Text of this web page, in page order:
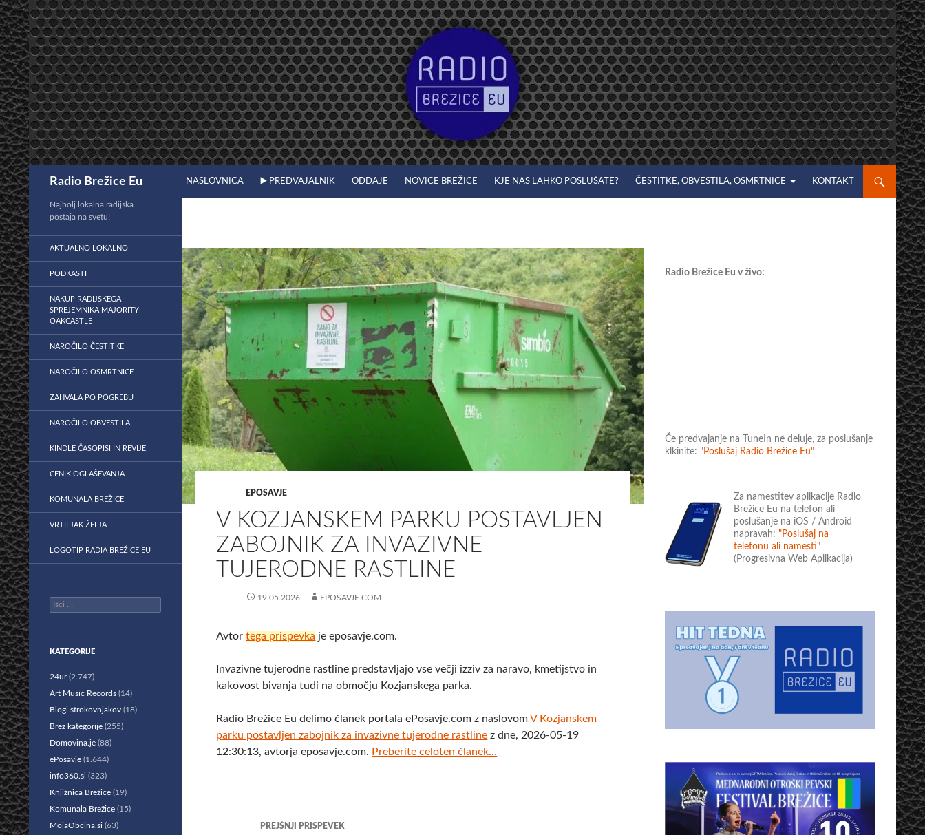
Preskoči
na
vsebino
Radio Brežice Eu NASLOVNICA ▶️ PREDVAJALNIK ODDAJE NOVICE BREŽICE KJE NAS LAHKO POSLUŠATE? ČESTITKE, OBVESTILA, OSMRTNICE KONTAKT
EPOSAVJE
V KOZJANSKEM PARKU POSTAVLJEN
ZABOJNIK ZA INVAZIVNE
TUJERODNE RASTLINE
19.05.2026 EPOSAVJE.COM
Avtortega prispevka je eposavje.com.
Invazivne tujerodne rastline predstavljajo vse večji izziv za naravo, kmetijstvo in
kakovost bivanja tudi na območju Kozjanskega parka.
Radio Brežice Eu delimo članek portala ePosavje.com z naslovomV Kozjanskem
parku postavljen zabojnik za invazivne tujerodne rastline z dne, 2026-05-19
12:30:13, avtorja eposavje.com. Preberite celoten članek...
Krmarjenje
PREJŠNJI PRISPEVEK
Radio Brežice Eu v živo:
Če predvajanje na TuneIn ne deluje, za poslušanje
klkinite: "Poslušaj Radio Brežice Eu"
Za namestitev aplikacije Radio
Brežice Eu na telefon ali
poslušanje na iOS / Android
napravah: "Poslušaj na
telefonu ali namesti"
(Progresivna Web Aplikacija)
Najbolj lokalna radijska
postaja na svetu!
AKTUALNO LOKALNO
PODKASTI
NAKUP RADIJSKEGA
SPREJEMNIKA MAJORITY
OAKCASTLE
NAROČILO ČESTITKE
NAROČILO OSMRTNICE
ZAHVALA PO POGREBU
NAROČILO OBVESTILA
KINDLE ČASOPISI IN REVIJE
CENIK OGLAŠEVANJA
KOMUNALA BREŽICE
VRTILJAK ŽELJA
LOGOTIP RADIA BREŽICE EU
Išči:
KATEGORIJE
24ur(2.747)
Art Music Records (14)
Blogi strokovnjakov (18)
Brez kategorije (255)
Domovina.je (88)
ePosavje (1.644)
info360.si (323)
Knjižnica Brežice (19)
Komunala Brežice (15)
MojaObcina.si (63)